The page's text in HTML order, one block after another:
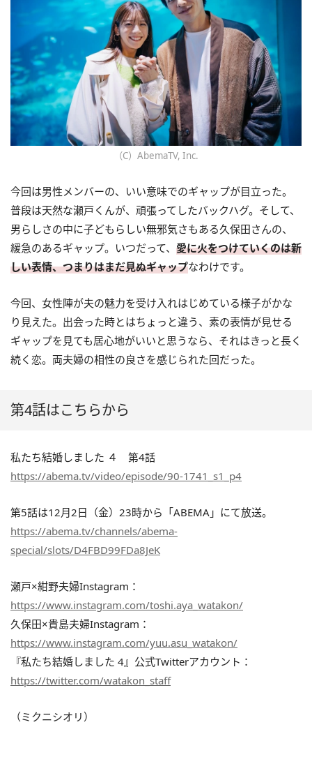
（C）AbemaTV, Inc.
今回は男性メンバーの、いい意味でのギャップが目立った。
普段は天然な瀬戸くんが、頑張ってしたバックハグ。そして、
男らしさの中に子どもらしい無邪気さもある久保田さんの、
緩急のあるギャップ。いつだって、 愛に火をつけていくのは新
しい表情、つまりはまだ見ぬギャップなわけです。
今回、女性陣が夫の魅力を受け入れはじめている様子がかな
り見えた。出会った時とはちょっと違う、素の表情が見せる
ギャップを見ても居心地がいいと思うなら、それはきっと長く
続く恋。両夫婦の相性の良さを感じられた回だった。
第4話はこちらから
私たち結婚しました ４ 第4話
https://abema.tv/video/episode/90-1741_s1_p4
第5話は12月2日（金）23時から「ABEMA」にて放送。
https://abema.tv/channels/abema-
special/slots/D4FBD99FDa8JeK
瀬戸×紺野夫婦Instagram：
https://www.instagram.com/toshi.aya_watakon/
久保田×貴島夫婦Instagram：
https://www.instagram.com/yuu.asu_watakon/
『私たち結婚しました 4』公式Twitterアカウント：
https://twitter.com/watakon_staff
（ミクニシオリ）